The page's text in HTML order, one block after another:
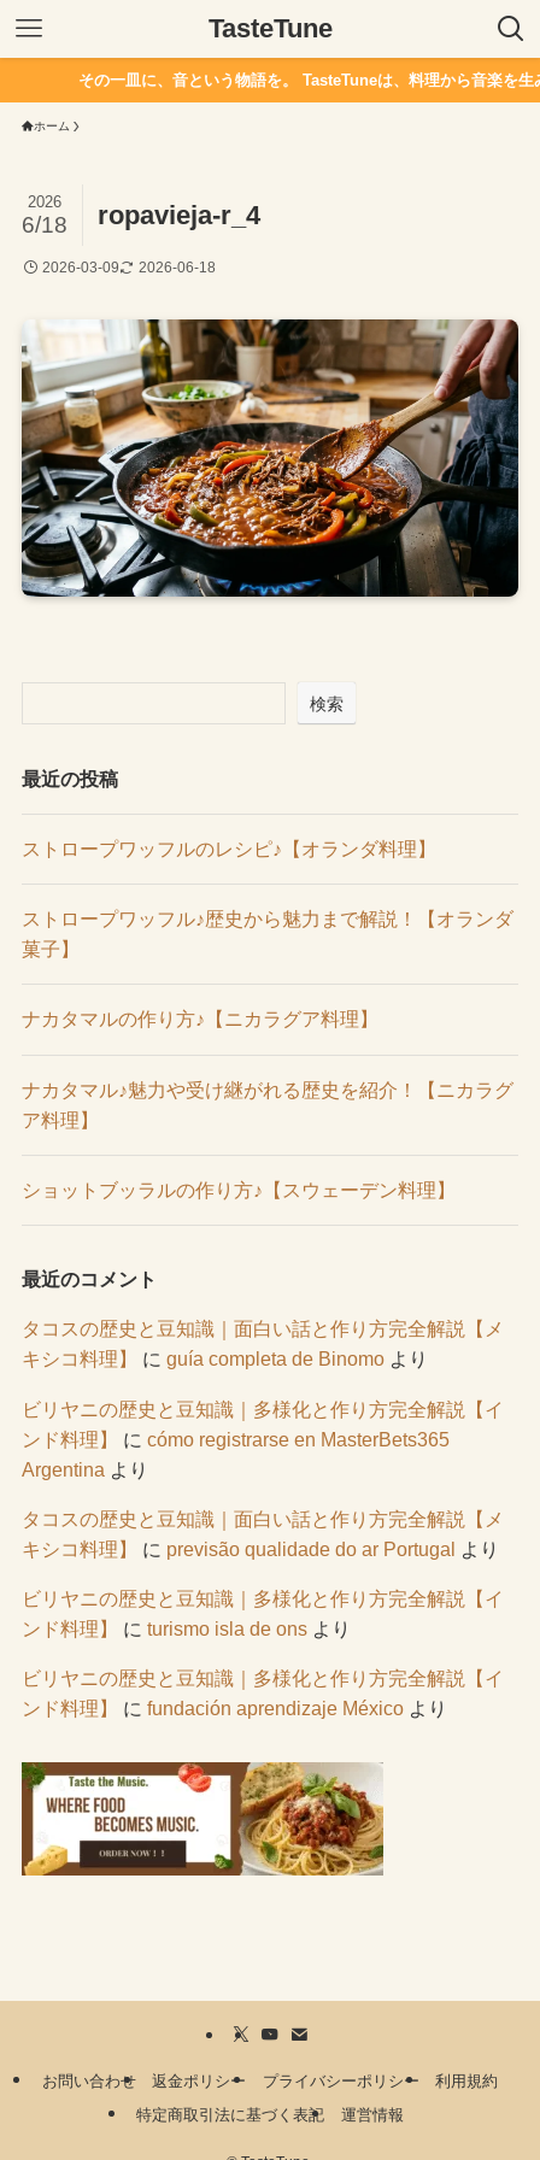
TasteTune
その一皿に、音という物語を。 TasteTuneは、料理から音楽を生み
ホーム
ropavieja-r_4
2026
6/18
2026-03-09 2026-06-18
検索
最近の投稿
ストロープワッフルのレシピ♪【オランダ料理】
ストロープワッフル♪歴史から魅力まで解説！【オランダ
菓子】
ナカタマルの作り方♪【ニカラグア料理】
ナカタマル♪魅力や受け継がれる歴史を紹介！【ニカラグ
ア料理】
ショットブッラルの作り方♪【スウェーデン料理】
最近のコメント
タコスの歴史と豆知識｜面白い話と作り方完全解説【メ
キシコ料理】
に guía completa de Binomoより
ビリヤニの歴史と豆知識｜多様化と作り方完全解説【イ
ンド料理】
に cómo registrarse en MasterBets365
Argentina より
タコスの歴史と豆知識｜面白い話と作り方完全解説【メ
キシコ料理】
に previsão qualidade do ar Portugal より
ビリヤニの歴史と豆知識｜多様化と作り方完全解説【イ
ンド料理】
に turismo isla de onsより
ビリヤニの歴史と豆知識｜多様化と作り方完全解説【イ
ンド料理】
に fundación aprendizaje Méxicoより
お問い合わせ 返金ポリシー プライバシーポリシー
利用規約
特定商取引法に基づく表記
運営情報